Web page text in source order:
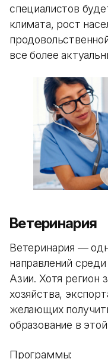
специалистов
климата, рост
все более
Ветеринария
Ветеринария —
направлений
Азии. Хотя регион
хозяйства,
желающих
образование в
Программы: